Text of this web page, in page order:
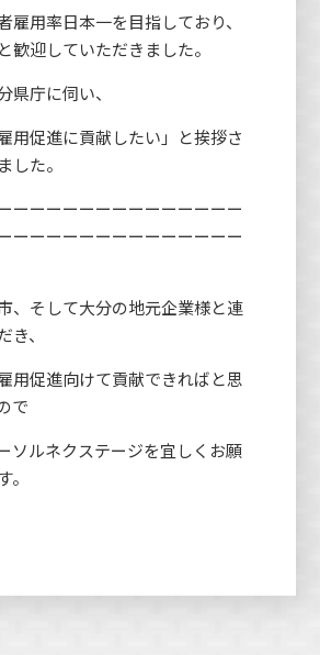
雇用率日本一を目指しており、
歓迎していただきました。
県庁に伺い、
用促進に貢献したい」と挨拶さ
した。
ーーーーーーーーーーーーーー
ーーーーーーーーーーーーーー
、そして大分の地元企業様と連
、
用促進向けて貢献できればと思
で
ソルネクステージを宜しくお願